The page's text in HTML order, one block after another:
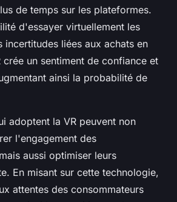
de temps sur les plateformes.
d'essayer virtuellement les
incertitudes liées aux achats en
crée un sentiment de confiance et
ainsi la probabilité de
adoptent la VR peuvent non
l'engagement des
aussi optimiser leurs
En misant sur cette technologie,
attentes des consommateurs